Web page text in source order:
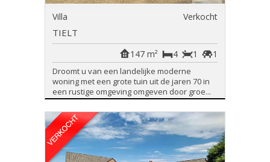
Villa Verkocht
TIELT
1
1
4
147 m²
Droomt u van een landelijke moderne
woning met een grote tuin uit de jaren 70 in
een rustige omgeving omgeven door groe...